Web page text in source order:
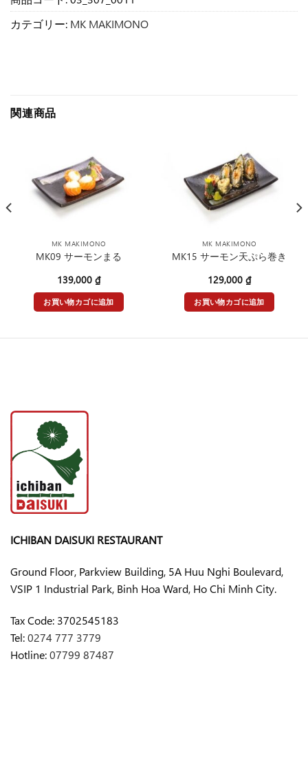
カテゴリー: MK MAKIMONO
関連商品
MK MAKIMONO
MK09 サーモンまる
139,000 ₫
お買い物カゴに追加
MK MAKIMONO
MK15 サーモン天ぷら巻き
129,000 ₫
お買い物カゴに追加
ICHIBAN DAISUKI RESTAURANT
Ground Floor, Parkview Building, 5A Huu Nghi Boulevard,
VSIP 1 Industrial Park, Binh Hoa Ward, Ho Chi Minh City.
Tax Code: 3702545183
Tel:0274 777 3779
Hotline:07799 87487